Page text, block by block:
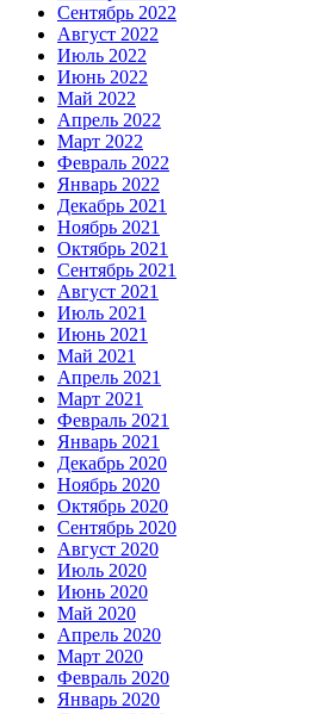
Сентябрь 2022
Август 2022
Июль 2022
Июнь 2022
Май 2022
Апрель 2022
Март 2022
Февраль 2022
Январь 2022
Декабрь 2021
Ноябрь 2021
Октябрь 2021
Сентябрь 2021
Август 2021
Июль 2021
Июнь 2021
Май 2021
Апрель 2021
Март 2021
Февраль 2021
Январь 2021
Декабрь 2020
Ноябрь 2020
Октябрь 2020
Сентябрь 2020
Август 2020
Июль 2020
Июнь 2020
Май 2020
Апрель 2020
Март 2020
Февраль 2020
Январь 2020